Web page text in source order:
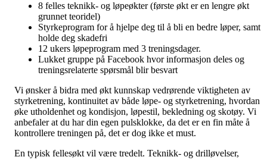
8 felles teknikk- og løpeøkter (første økt er en lengre økt
grunnet teoridel)
Styrkeprogram for å hjelpe deg til å bli en bedre løper, samt
holde deg skadefri
12 ukers løpeprogram med 3 treningsdager.
Lukket gruppe på Facebook hvor informasjon deles og
treningsrelaterte spørsmål blir besvart
Vi ønsker å bidra med økt kunnskap vedrørende viktigheten av
styrketrening, kontinuitet av både løpe- og styrketrening, hvordan
øke utholdenhet og kondisjon, løpestil, bekledning og skotøy. Vi
anbefaler at du har din egen pulsklokke, da det er en fin måte å
kontrollere treningen på, det er dog ikke et must.
En typisk fellesøkt vil være tredelt. Teknikk- og drilløvelser,